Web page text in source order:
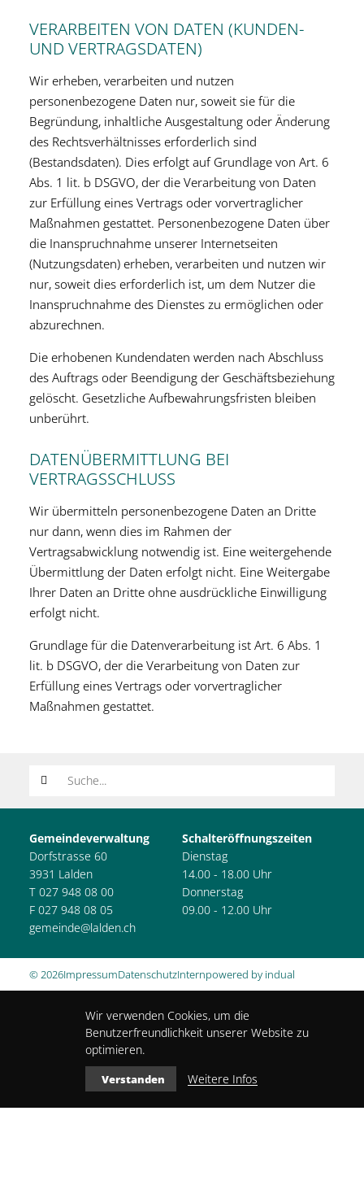
VERARBEITEN VON DATEN (KUNDEN-
UND VERTRAGSDATEN)
Wir erheben, verarbeiten und nutzen
personenbezogene Daten nur, soweit sie für die
Begründung, inhaltliche Ausgestaltung oder Änderung
des Rechtsverhältnisses erforderlich sind
(Bestandsdaten). Dies erfolgt auf Grundlage von Art. 6
Abs. 1 lit. b DSGVO, der die Verarbeitung von Daten
zur Erfüllung eines Vertrags oder vorvertraglicher
Maßnahmen gestattet. Personenbezogene Daten über
die Inanspruchnahme unserer Internetseiten
(Nutzungsdaten) erheben, verarbeiten und nutzen wir
nur, soweit dies erforderlich ist, um dem Nutzer die
Inanspruchnahme des Dienstes zu ermöglichen oder
abzurechnen.
Die erhobenen Kundendaten werden nach Abschluss
des Auftrags oder Beendigung der Geschäftsbeziehung
gelöscht. Gesetzliche Aufbewahrungsfristen bleiben
unberührt.
DATENÜBERMITTLUNG BEI
VERTRAGSSCHLUSS
Wir übermitteln personenbezogene Daten an Dritte
nur dann, wenn dies im Rahmen der
Vertragsabwicklung notwendig ist. Eine weitergehende
Übermittlung der Daten erfolgt nicht. Eine Weitergabe
Ihrer Daten an Dritte ohne ausdrückliche Einwilligung
erfolgt nicht.
Grundlage für die Datenverarbeitung ist Art. 6 Abs. 1
lit. b DSGVO, der die Verarbeitung von Daten zur
Erfüllung eines Vertrags oder vorvertraglicher
Maßnahmen gestattet.
Suchwort
Gemeindeverwaltung
Dorfstrasse 60
3931 Lalden
T 027 948 08 00
F 027 948 08 05
gemeinde@lalden.ch
Schalteröffnungszeiten
Dienstag
14.00 - 18.00 Uhr
Donnerstag
09.00 - 12.00 Uhr
© 2026ImpressumDatenschutzInternpowered by indual
Wir verwenden Cookies, um die
Benutzerfreundlichkeit unserer Website zu
optimieren.
Verstanden Weitere Infos